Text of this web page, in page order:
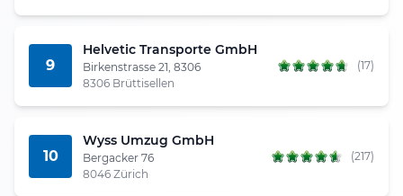
9
Helvetic Transporte GmbH
Birkenstrasse 21, 8306
8306 Brüttisellen
(17)
10
Wyss Umzug GmbH
Bergacker 76
8046 Zürich
(217)